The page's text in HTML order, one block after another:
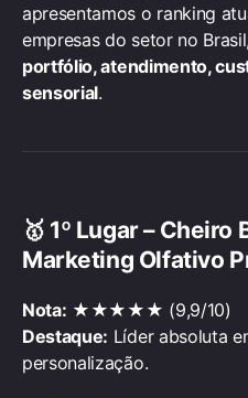
apresentamos o ranking
empresas do setor no
portfólio, atendimento,
sensorial.
🥇 1º Lugar – Cheiro
Marketing Olfativo
Nota: ★★★★★ (9,9/10)
Destaque: Líder absoluta
personalização.